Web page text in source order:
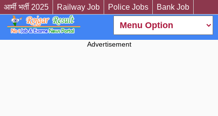
आर्मी भर्ती 2025 Railway Job Police Jobs Bank Job
Advertisement